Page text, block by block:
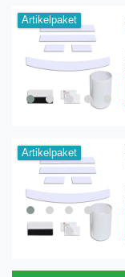
Artikelpaket
Artikelpaket